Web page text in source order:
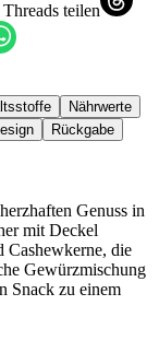
teilen
Nährwerte
Rückgabe
Genuss in
mit Deckel
Cashewkerne, die
Gewürzmischung
Snack zu einem